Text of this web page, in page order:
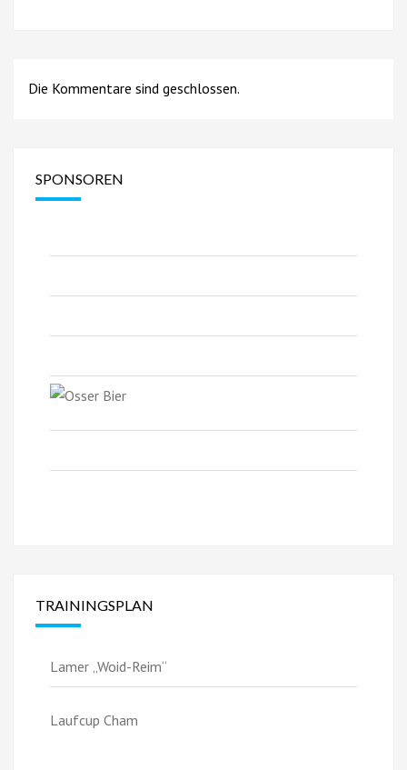
Die Kommentare sind geschlossen.
SPONSOREN
TRAININGSPLAN
Lamer „Woid-Reim“
Laufcup Cham